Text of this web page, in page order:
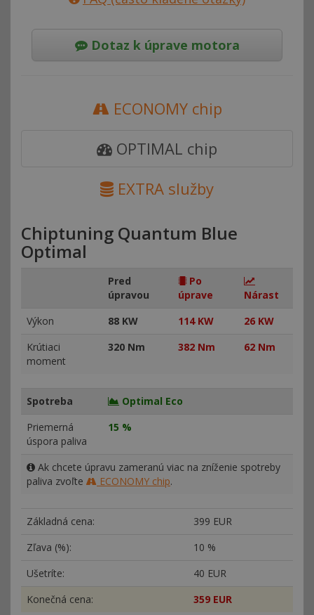
Dotaz k úprave motora
ECONOMY chip
OPTIMAL chip
EXTRA služby
Chiptuning Quantum Blue
Optimal
Pred
úpravou
Po
úprave
Nárast
Výkon
88 KW 114 KW
26 KW
Krútiaci
moment
320 Nm 382 Nm 62 Nm
Spotreba
Optimal Eco
Priemerná
úspora paliva
15 %
Ak chcete úpravu zameranú viac na zníženie spotreby
paliva zvoľte
ECONOMY chip.
Základná cena:
399 EUR
Zľava (%):
10 %
Ušetríte:
40 EUR
Konečná cena:
359 EUR